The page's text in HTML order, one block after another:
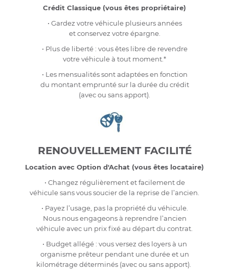
Crédit Classique (vous êtes propriétaire)
• Gardez votre véhicule plusieurs années
et conservez votre épargne.
• Plus de liberté : vous êtes libre de revendre
votre véhicule à tout moment.*
• Les mensualités sont adaptées en fonction
du montant emprunté sur la durée du crédit
(avec ou sans apport).
RENOUVELLEMENT FACILITÉ
Location avec Option d'Achat (vous êtes locataire)
• Changez régulièrement et facilement de
véhicule sans vous soucier de la reprise de l’ancien.
• Payez l’usage, pas la propriété du véhicule.
Nous nous engageons à reprendre l’ancien
véhicule avec un prix fixé au départ du contrat.
• Budget allégé : vous versez des loyers à un
organisme prêteur pendant une durée et un
kilométrage déterminés (avec ou sans apport).